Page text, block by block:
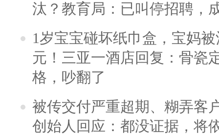
汰？教育局：已叫停招聘，
1岁宝宝碰坏纸巾盒，宝妈
元！三亚一酒店回复：骨瓷
格，吵翻了
被传交付严重超期、糊弄客
创始人回应：都没证据，将